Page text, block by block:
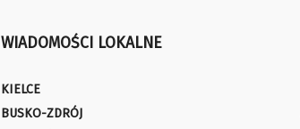
WIADOMOŚCI LOKALNE
KIELCE
BUSKO-ZDRÓJ